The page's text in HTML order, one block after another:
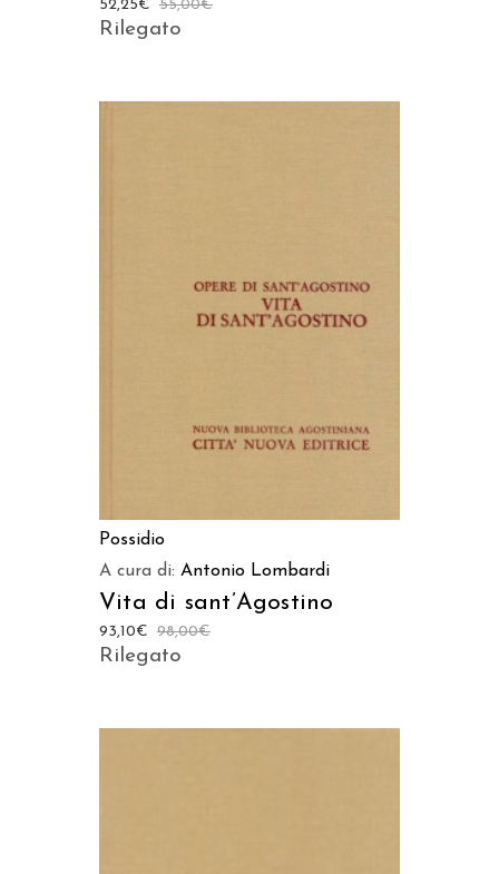
55,00€
52,25€
Rilegato
AGGIUNGI AL CARRELLO
Possidio
A cura di: Antonio Lombardi
Vita di sant’Agostino
98,00€
93,10€
Rilegato